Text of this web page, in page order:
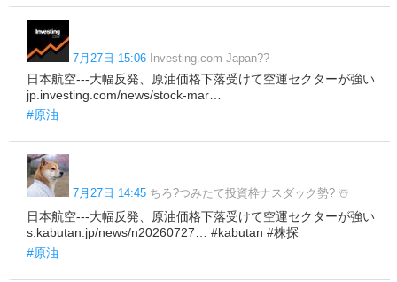
7月27日 15:06 Investing.com Japan??
日本航空---大幅反発、原油価格下落受けて空運セクターが強い
jp.investing.com/news/stock-mar…
#原油
7月27日 14:45 ちろ?つみたて投資枠ナスダック勢? ☃️
日本航空---大幅反発、原油価格下落受けて空運セクターが強い
s.kabutan.jp/news/n20260727… #kabutan #株探
#原油